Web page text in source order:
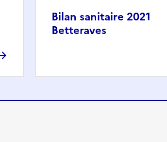
Bilan sanitaire 2021
Betteraves